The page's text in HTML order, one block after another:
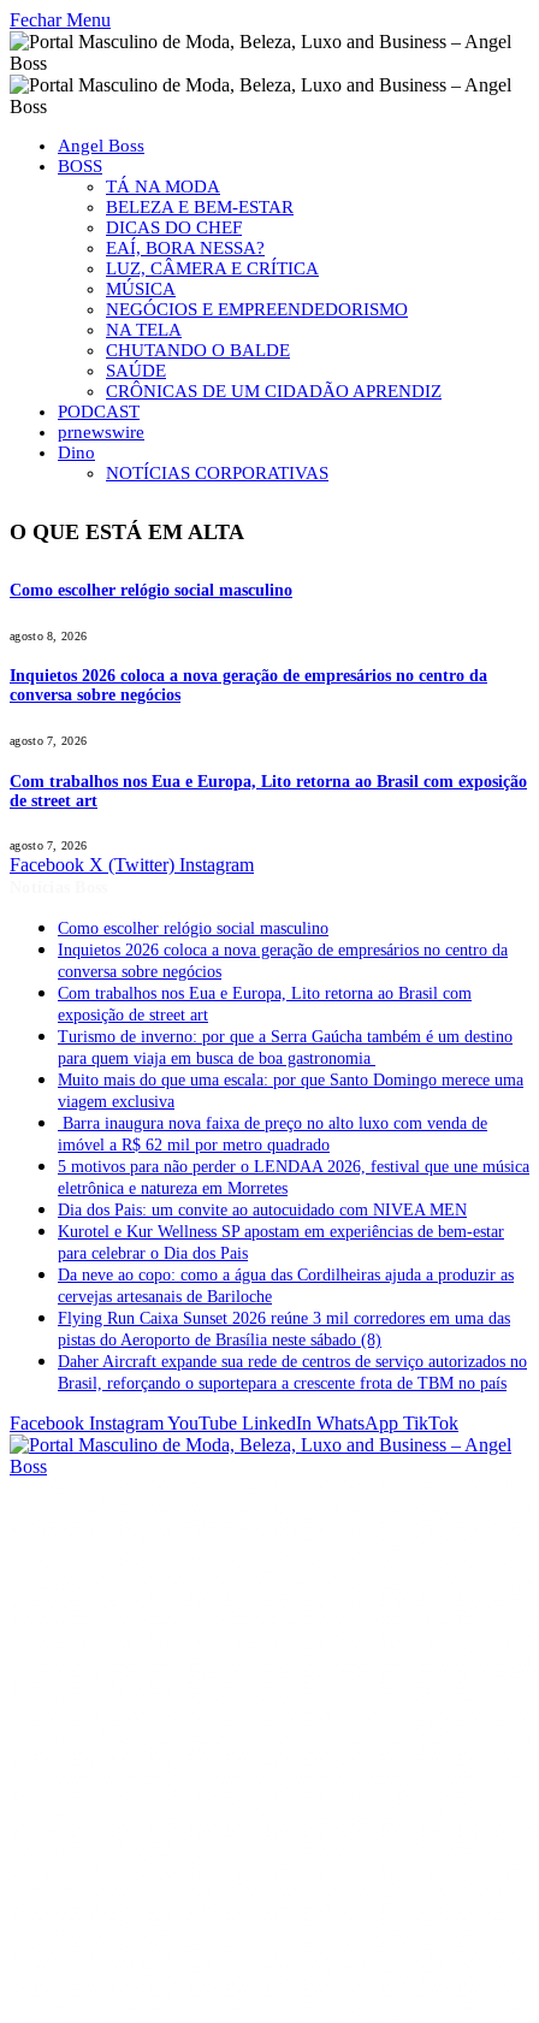
Fechar Menu
Angel Boss
BOSS
TÁ NA MODA
BELEZA E BEM-ESTAR
DICAS DO CHEF
EAÍ, BORA NESSA?
LUZ, CÂMERA E CRÍTICA
MÚSICA
NEGÓCIOS E EMPREENDEDORISMO
NA TELA
CHUTANDO O BALDE
SAÚDE
CRÔNICAS DE UM CIDADÃO APRENDIZ
PODCAST
prnewswire
Dino
NOTÍCIAS CORPORATIVAS
O QUE ESTÁ EM ALTA
Como escolher relógio social masculino
agosto 8, 2026
Inquietos 2026 coloca a nova geração de empresários no centro da
conversa sobre negócios
agosto 7, 2026
Com trabalhos nos Eua e Europa, Lito retorna ao Brasil com exposição
de street art
agosto 7, 2026
Facebook X (Twitter) Instagram
Como escolher relógio social masculino
Inquietos 2026 coloca a nova geração de empresários no centro da
conversa sobre negócios
Com trabalhos nos Eua e Europa, Lito retorna ao Brasil com
exposição de street art
Turismo de inverno: por que a Serra Gaúcha também é um destino
para quem viaja em busca de boa gastronomia
Muito mais do que uma escala: por que Santo Domingo merece uma
viagem exclusiva
Barra inaugura nova faixa de preço no alto luxo com venda de
imóvel a R$ 62 mil por metro quadrado
5 motivos para não perder o LENDAA 2026, festival que une música
eletrônica e natureza em Morretes
Dia dos Pais: um convite ao autocuidado com NIVEA MEN
Kurotel e Kur Wellness SP apostam em experiências de bem-estar
para celebrar o Dia dos Pais
Da neve ao copo: como a água das Cordilheiras ajuda a produzir as
cervejas artesanais de Bariloche
Flying Run Caixa Sunset 2026 reúne 3 mil corredores em uma das
pistas do Aeroporto de Brasília neste sábado (8)
Daher Aircraft expande sua rede de centros de serviço autorizados no
Brasil, reforçando o suportepara a crescente frota de TBM no país
Facebook InstagramYouTube LinkedIn WhatsApp TikTok